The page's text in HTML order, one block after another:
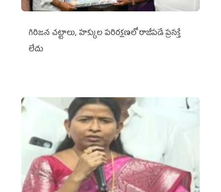
గిరిజన చట్టాలు, హక్కుల పరిరక్షణలో రాజీపడే ప్రసక్తే
లేదు